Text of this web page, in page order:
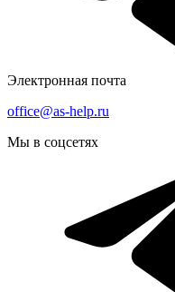
Электронная почта
office@as-help.ru
Мы в соцсетях